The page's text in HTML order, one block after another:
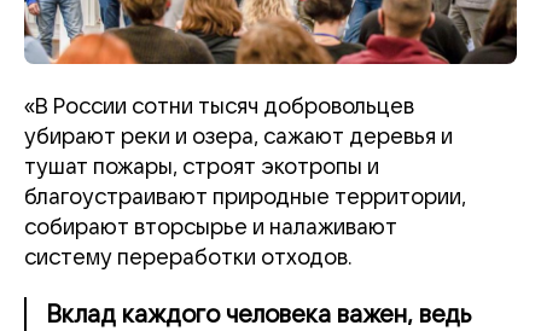
«В России сотни тысяч добровольцев
убирают реки и озера, сажают деревья и
тушат пожары, строят экотропы и
благоустраивают природные территории,
собирают вторсырье и налаживают
систему переработки отходов.
Вклад каждого человека важен, ведь